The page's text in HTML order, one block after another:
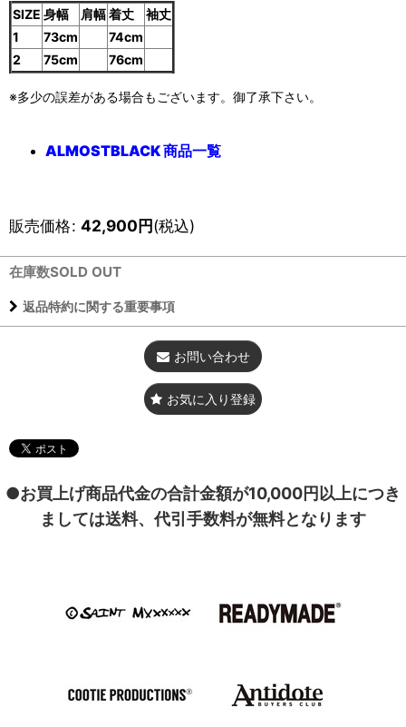
SIZE 身幅 肩幅着丈
袖丈
1
73cm
74cm
2
75cm 76cm
※多少の誤差がある場合もございます。御了承下さい。
ALMOSTBLACK 商品一覧
販売価格: 42,900円(税込)
在庫数SOLD OUT
返品特約に関する重要事項
お問い合わせ
お気に入り登録
●お買上げ商品代金の合計金額が10,000円以上につき
ましては送料、代引手数料が無料となります